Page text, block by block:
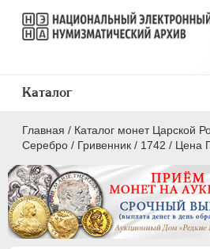
Главная / Каталог монет Царской
Серебро / Гривенник / 1742 / Цена
Каталог
ПEТР I 1699 - 1725